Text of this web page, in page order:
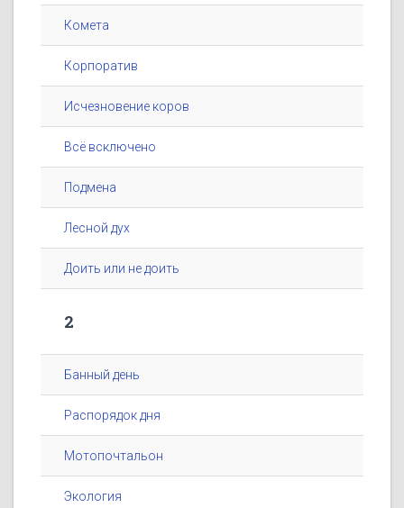
Комета
Корпоратив
Исчезновение коров
Всё всключено
Подмена
Лесной дух
Доить или не доить
2
Банный день
Распорядок дня
Мотопочтальон
Экология